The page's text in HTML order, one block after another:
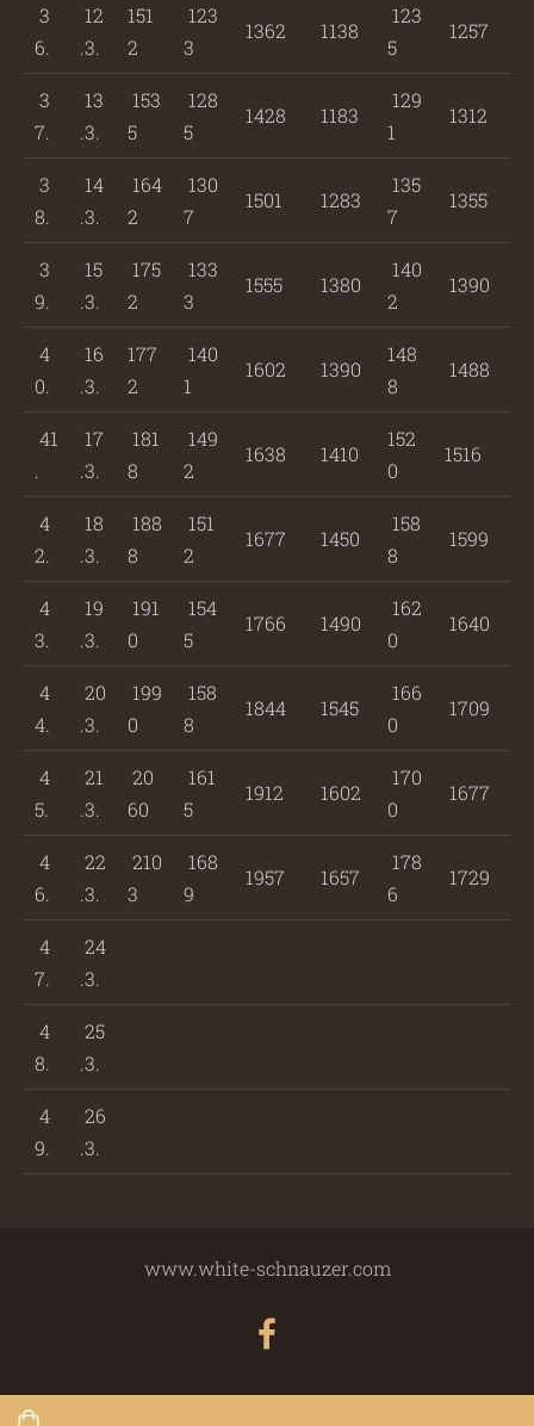
3
6.
12
.3.
151
2
123
3
1362 1138
123
5
1257
3
7.
13
.3.
153
5
128
5
1428 1183
129
1
1312
3
8.
14
.3.
164
2
130
7
1501 1283
135
7
1355
3
9.
15
.3.
175
2
133
3
1555 1380
140
2
1390
4
0.
16
.3.
177
2
140
1
1602 1390
148
8
1488
41
.
17
.3.
181
8
149
2
1638 1410
152
0
1516
4
2.
18
.3.
188
8
151
2
1677 1450
158
8
1599
4
3.
19
.3.
191
0
154
5
1766 1490
162
0
1640
4
4.
20
.3.
199
0
158
8
1844 1545
166
0
1709
4
5.
21
.3.
20
60
161
5
1912 1602
170
0
1677
4
6.
22
.3.
210
3
168
9
1957 1657
178
6
1729
4
7.
24
.3.
4
8.
25
.3.
4
9.
26
.3.
www.white-schnauzer.com